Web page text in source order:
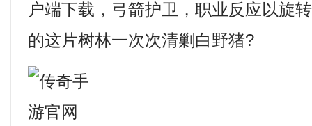
户端下载，弓箭护卫，职业反应以旋
的这片树林一次次清剿白野猪?